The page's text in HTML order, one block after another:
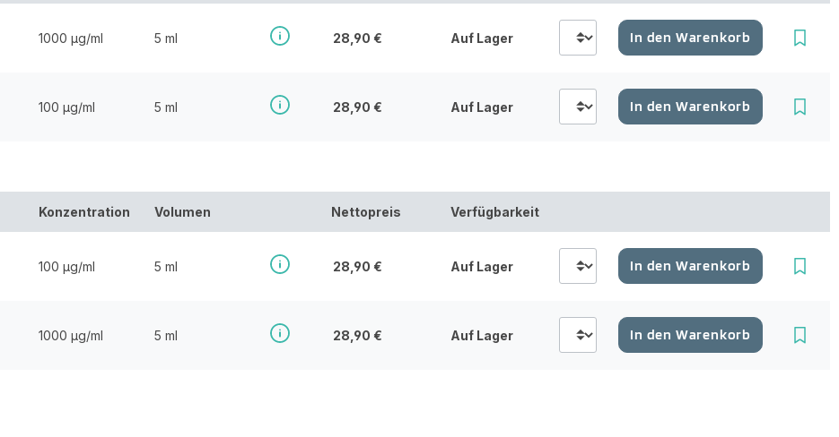
1000 µg/ml 5 ml 28,90 € Auf Lager In den Warenkorb
100 µg/ml 5 ml 28,90 € Auf Lager In den Warenkorb
Konzentration Volumen Nettopreis Verfügbarkeit
100 µg/ml 5 ml 28,90 € Auf Lager In den Warenkorb
1000 µg/ml 5 ml 28,90 € Auf Lager In den Warenkorb